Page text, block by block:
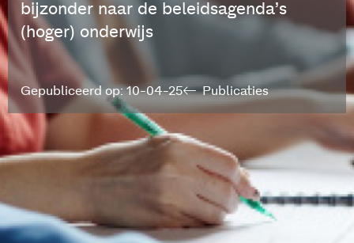
bijzonder naar de beleidsagenda’s
(hoger) onderwijs
Publicaties
Gepubliceerd op: 10-04-25